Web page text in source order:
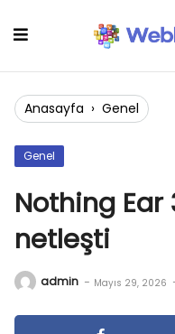
Anasayfa › Genel
Genel
Nothing Ear
netleşti
admin - Mayıs 29, 2026